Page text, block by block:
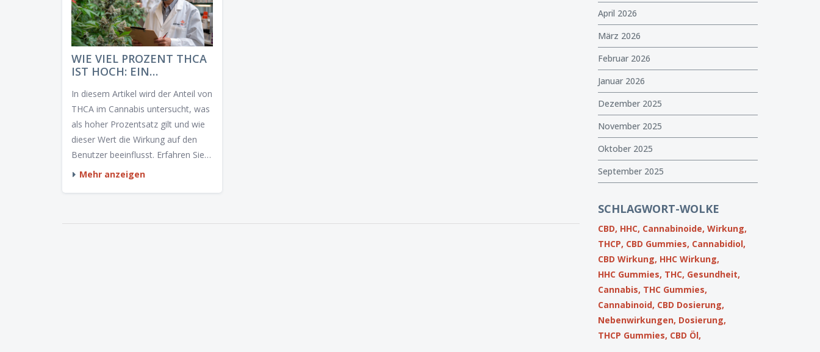
WIE VIEL PROZENT THCA
IST HOCH: EIN
KONSUMENTEN
In diesem Artikel wird der Anteil von
THCA im Cannabis untersucht, was
als hoher Prozentsatz gilt und wie
dieser Wert die Wirkung auf den
Benutzer beeinflusst. Erfahren Sie
mehr über die Eigenschaften von
Mehr anzeigen
April 2026
März 2026
Februar 2026
Januar 2026
Dezember 2025
November 2025
Oktober 2025
September 2025
SCHLAGWORT-WOLKE
CBD, HHC, Cannabinoide, Wirkung,
THCP, CBD Gummies, Cannabidiol,
CBD Wirkung, HHC Wirkung,
HHC Gummies, THC, Gesundheit,
Cannabis, THC Gummies,
Cannabinoid, CBD Dosierung,
Nebenwirkungen, Dosierung,
THCP Gummies, CBD Öl,